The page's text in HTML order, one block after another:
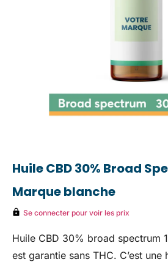
Huile CBD 30% Broad
Marque blanche
Se connecter pour voir les prix
Huile CBD 30% broad spectrum
est garantie sans THC. C’est